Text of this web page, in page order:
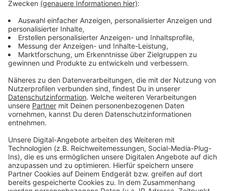
informieren dich.
Zum Newsletter anmelden
Du möchtest uns etwas sagen?
Kontaktformular
Sprachnachricht